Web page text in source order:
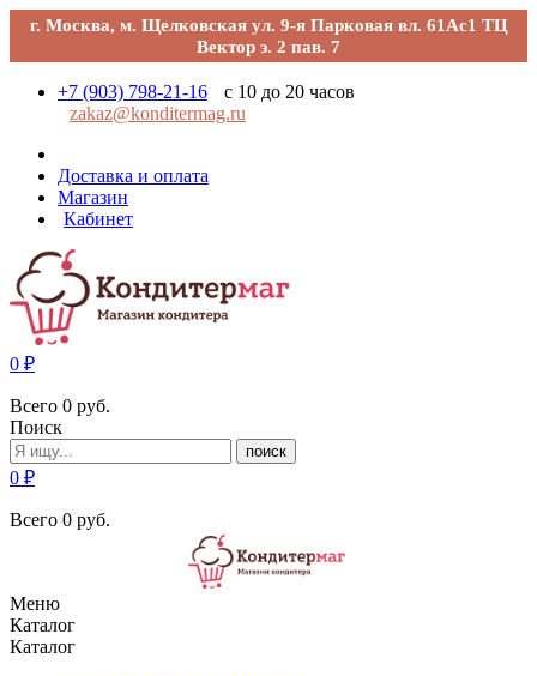
г. Москва, м. Щелковская ул. 9-я Парковая вл. 61Ас1 ТЦ
Вектор э. 2 пав. 7
+7 (903) 798-21-16
с 10 до 20 часов
zakaz@konditermag.ru
Доставка и оплата
Магазин
Кабинет
0 ₽
Всего 0 руб.
Поиск
поиск
0 ₽
Всего 0 руб.
Меню
Каталог
Каталог